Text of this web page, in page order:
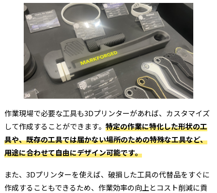
作業現場で必要な工具も3Dプリンターがあれば、カスタマイズ
して作成することができます。 特定の作業に特化した形状の工
具や、既存の工具では届かない場所のための特殊な工具など、
用途に合わせて自由にデザイン可能です。
また、3Dプリンターを使えば、破損した工具の代替品をすぐに
作成することもできるため、作業効率の向上とコスト削減に貢